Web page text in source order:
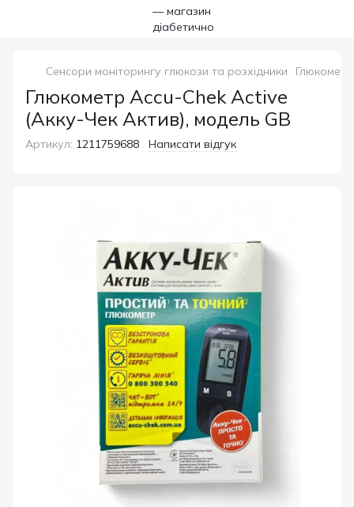
Сенсори моніторингу глюкози та розхідники
Глюкометр Accu-Chek Active
(Акку-Чек Актив), модель GB
Артикул: 1211759688 Написати відгук